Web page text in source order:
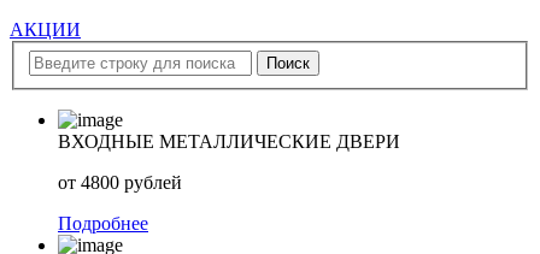
АКЦИИ
ВХОДНЫЕ МЕТАЛЛИЧЕСКИЕ ДВЕРИ
от 4800 рублей
Подробнее